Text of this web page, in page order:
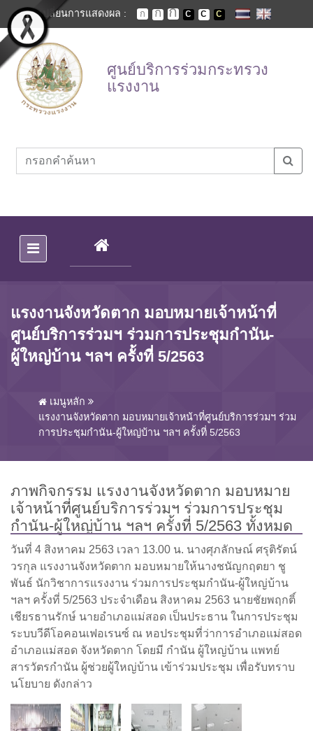
Skip to main content
เปลี่ยนการแสดงผล :
ศูนย์บริการร่วมกระทรวง
แรงงาน
(CURRENT)
แรงงานจังหวัดตาก มอบหมายเจ้าหน้าที่
ศูนย์บริการร่วมฯ ร่วมการประชุมกำนัน-
ผู้ใหญ่บ้าน ฯลฯ ครั้งที่ 5/2563
เมนูหลัก
แรงงานจังหวัดตาก มอบหมายเจ้าหน้าที่ศูนย์บริการร่วมฯ ร่วม
การประชุมกำนัน-ผู้ใหญ่บ้าน ฯลฯ ครั้งที่ 5/2563
ภาพกิจกรรม แรงงานจังหวัดตาก มอบหมาย
เจ้าหน้าที่ศูนย์บริการร่วมฯ ร่วมการประชุม
กำนัน-ผู้ใหญ่บ้าน ฯลฯ ครั้งที่ 5/2563 ทั้งหมด
วันที่ 4 สิงหาคม 2563 เวลา 13.00 น. นางศุภลักษณ์ ศรุติรัตน์
วรกุล แรงงานจังหวัดตาก มอบหมายให้นางชนัญกฤตยา ชู
พันธ์ นักวิชาการแรงงาน ร่วมการประชุมกำนัน-ผู้ใหญ่บ้าน
ฯลฯ ครั้งที่ 5/2563 ประจำเดือน สิงหาคม 2563 นายชัยพฤกติ์
เชียรธานรักษ์ นายอำเภอแม่สอด เป็นประธาน ในการประชุม
ระบบวีดีโอคอนเฟอเรนซ์ ณ หอประชุมที่ว่าการอำเภอแม่สอด
อำเภอแม่สอด จังหวัดตาก โดยมี กำนัน ผู้ใหญ่บ้าน แพทย์
สารวัตรกำนัน ผู้ช่วยผู้ใหญ่บ้าน เข้าร่วมประชุม เพื่อรับทราบ
นโยบาย ดังกล่าว